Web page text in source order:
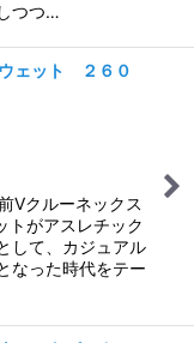
つつ…
ェット ２６０
Vクルーネックス
トがアスレチック
して、カジュアル
なった時代をテー